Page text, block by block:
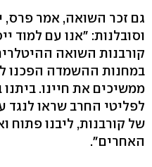
גם זכר השואה, אמר פרס,
וסובלנות: "אנו עם למוד
קורבנות השואה
במחנות ההשמדה הפכנו
ממשיכים את חיינו.
לפליטי החרב שראו לנגד
של קורבנות, ליבנו פתוח
האחרים".